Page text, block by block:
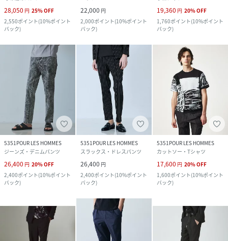
28,050 円 25%OFF
2,550ポイント(10%ポイント
バック)
22,000 円
2,000ポイント(10%ポイント
バック)
19,360 円 20%OFF
1,760ポイント(10%ポイント
バック)
5351POUR LES HOMMES
ジーンズ・デニムパンツ
26,400 円 20%OFF
2,400ポイント(10%ポイント
バック)
5351POUR LES HOMMES
スラックス・ドレスパンツ
26,400 円
2,400ポイント(10%ポイント
バック)
5351POUR LES HOMMES
カットソー・Tシャツ
17,600 円 20%OFF
1,600ポイント(10%ポイント
バック)